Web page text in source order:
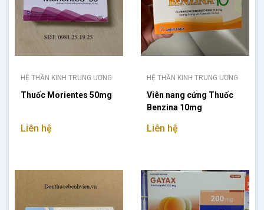
HỆ THẦN KINH TRUNG ƯƠNG
Thuốc Morientes 50mg
Liên hệ
HỆ THẦN KINH TRUNG ƯƠNG
Viên nang cứng Thuốc
Benzina 10mg
Liên hệ